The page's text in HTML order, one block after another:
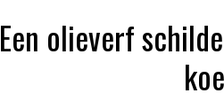
Een olieverf
koe